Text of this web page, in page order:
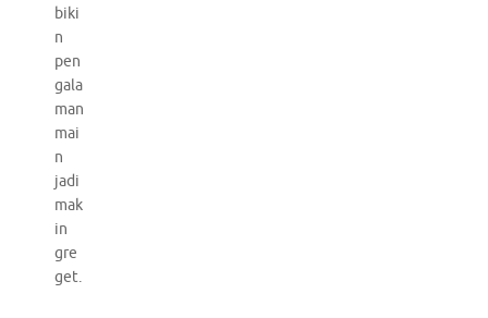
biki
n
pen
gala
man
mai
n
jadi
mak
in
gre
get.